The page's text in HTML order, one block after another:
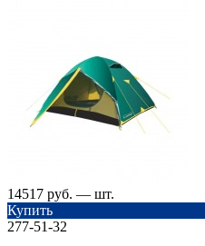
14517 руб. — шт.
Купить
277-51-32